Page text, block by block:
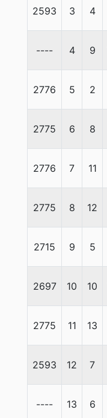
2593 3 4
---- 4 9
2776 5 2
2775 6 8
2776 7 11
2775 8 12
2715 9 5
2697 10 10
2775 11 13
2593 12 7
---- 13 6